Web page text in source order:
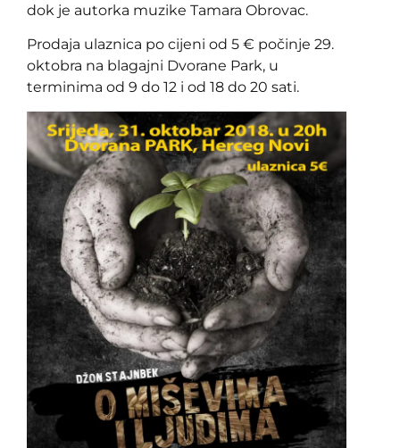
dok je autorka muzike Tamara Obrovac.
Prodaja ulaznica po cijeni od 5 € počinje 29.
oktobra na blagajni Dvorane Park, u
terminima od 9 do 12 i od 18 do 20 sati.